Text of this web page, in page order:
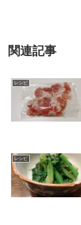
関連記事
レシピ
レシピ